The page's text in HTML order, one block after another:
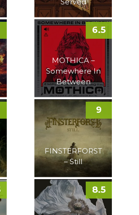
Served
MOTHICA –
Somewhere In
Between
6.5
FINSTERFORST
– Still
9
8.5